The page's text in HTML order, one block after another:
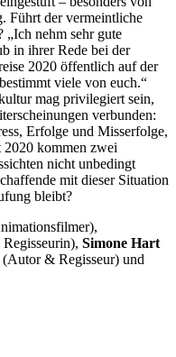
Führt der vermeintliche
„Ich nehm sehr gute
in ihrer Rede bei der
2020 öffentlich auf der
viele von euch.“
mag privilegiert sein,
verbunden:
Erfolge und Misserfolge,
kommen zwei
nicht unbedingt
mit dieser Situation
bleibt?
Simone Hart
(Autor & Regisseur) und